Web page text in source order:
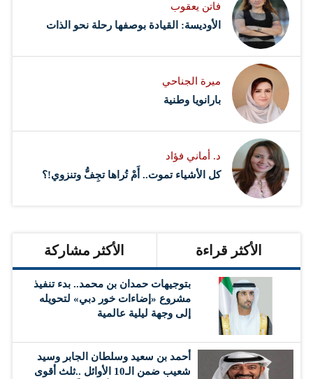
فاتن يعقوب
الأوديسة: القيادة بوصفها رحلة نحو الذات
ميرة الجناحي
بارانويا وطنية
د. أماني فؤاد
كل الأشياء تموت.. أَمْ تُراها تجِفُّ وتنزوي!؟
الأكثر قراءة الأكثر مشاركة
بتوجيهات حمدان بن محمد.. بدء تنفيذ
مشروع «إضاءات خور دبي» لتحويله
إلى وجهة ليلية عالمية
أحمد بن سعيد وسلطان الجابر وسيد
شعيب ضمن الـ10 الأوائل ..ثلث أقوى